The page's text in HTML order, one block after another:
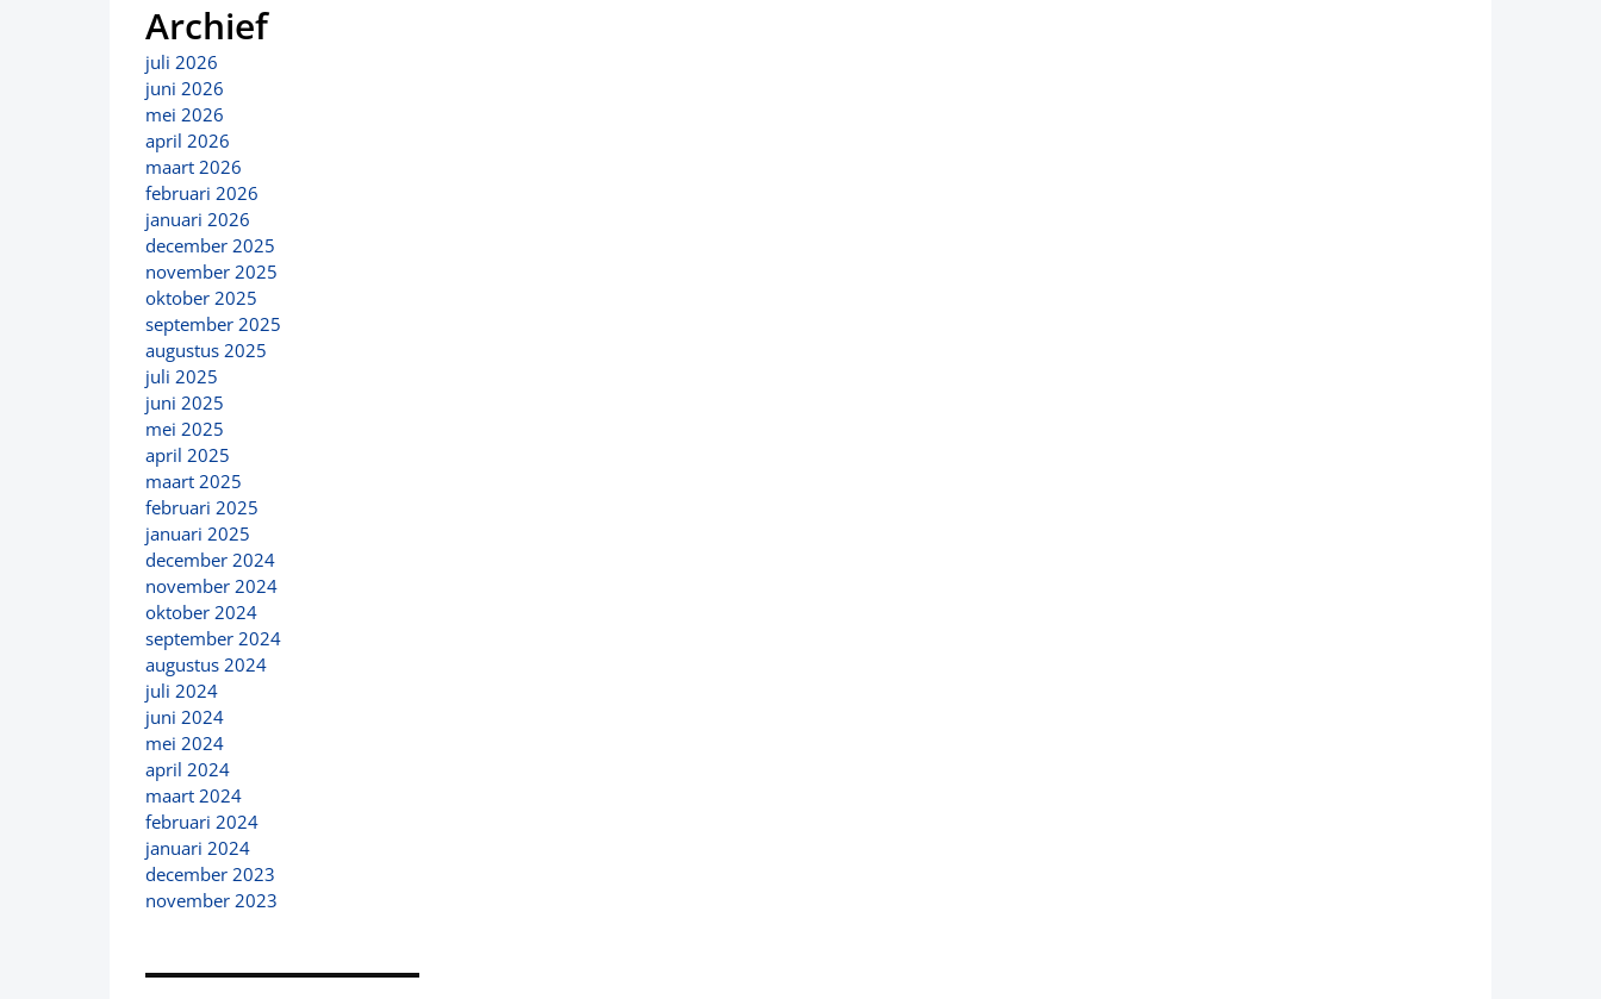
Archief
juli 2026
juni 2026
mei 2026
april 2026
maart 2026
februari 2026
januari 2026
december 2025
november 2025
oktober 2025
september 2025
augustus 2025
juli 2025
juni 2025
mei 2025
april 2025
maart 2025
februari 2025
januari 2025
december 2024
november 2024
oktober 2024
september 2024
augustus 2024
juli 2024
juni 2024
mei 2024
april 2024
maart 2024
februari 2024
januari 2024
december 2023
november 2023